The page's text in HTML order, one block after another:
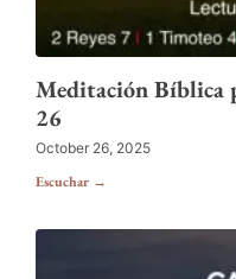
Meditación Bíblica
26
October 26, 2025
Escuchar →